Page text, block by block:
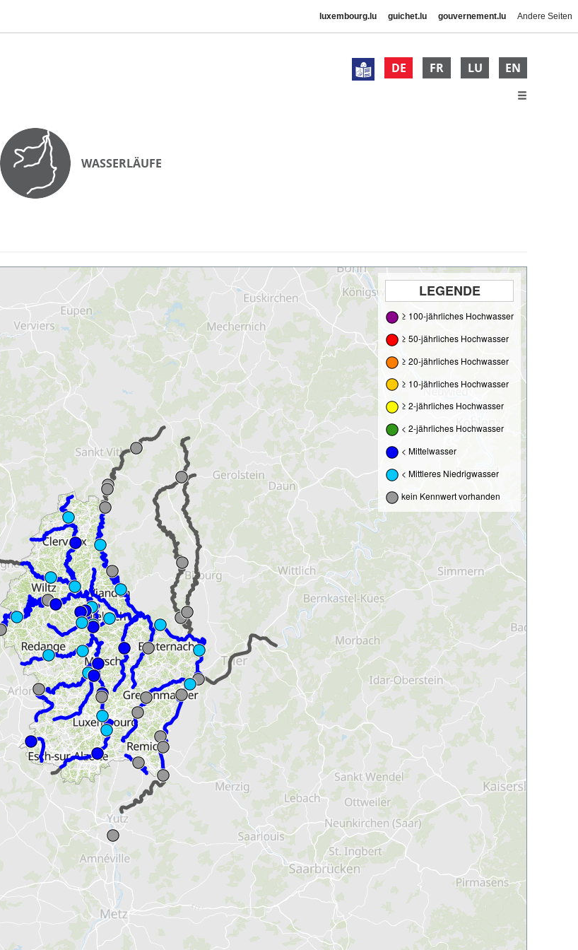
luxembourg.lu guichet.lu gouvernement.lu Andere Seiten
DE FR LU EN
WASSERLÄUFE
LEGENDE
≥ 100-jährliches Hochwasser
≥ 50-jährliches Hochwasser
≥ 20-jährliches Hochwasser
≥ 10-jährliches Hochwasser
≥ 2-jährliches Hochwasser
< 2-jährliches Hochwasser
< Mittelwasser
< Mittleres Niedrigwasser
kein Kennwert vorhanden